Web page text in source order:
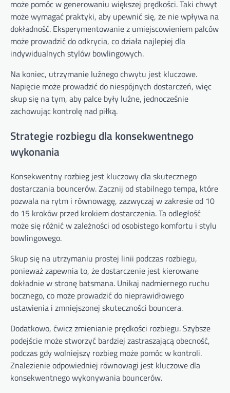
może pomóc w generowaniu większej prędkości. Taki chwyt
może wymagać praktyki, aby upewnić się, że nie wpływa na
dokładność. Eksperymentowanie z umiejscowieniem palców
może prowadzić do odkrycia, co działa najlepiej dla
indywidualnych stylów bowlingowych.
Na koniec, utrzymanie luźnego chwytu jest kluczowe.
Napięcie może prowadzić do niespójnych dostarczeń, więc
skup się na tym, aby palce były luźne, jednocześnie
zachowując kontrolę nad piłką.
Strategie rozbiegu dla konsekwentnego
wykonania
Konsekwentny rozbieg jest kluczowy dla skutecznego
dostarczania bouncerów. Zacznij od stabilnego tempa, które
pozwala na rytm i równowagę, zazwyczaj w zakresie od 10
do 15 kroków przed krokiem dostarczenia. Ta odległość
może się różnić w zależności od osobistego komfortu i stylu
bowlingowego.
Skup się na utrzymaniu prostej linii podczas rozbiegu,
ponieważ zapewnia to, że dostarczenie jest kierowane
dokładnie w stronę batsmana. Unikaj nadmiernego ruchu
bocznego, co może prowadzić do nieprawidłowego
ustawienia i zmniejszonej skuteczności bouncera.
Dodatkowo, ćwicz zmienianie prędkości rozbiegu. Szybsze
podejście może stworzyć bardziej zastraszającą obecność,
podczas gdy wolniejszy rozbieg może pomóc w kontroli.
Znalezienie odpowiedniej równowagi jest kluczowe dla
konsekwentnego wykonywania bouncerów.